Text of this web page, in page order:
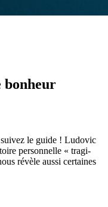
bonheur
le guide ! Ludovic
personnelle « tragi-
révèle aussi certaines